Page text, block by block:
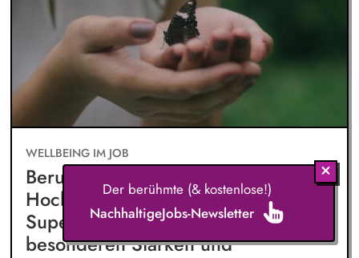
WELLBEING IM JOB
Berufe für Hochsensible: »Die
Hochsensibilität ist wirklich eine
Superkraft, da sie mit ganz vielen
besonderen Stärken und
Der berühmte (& kostenlose!)
NachhaltigeJobs-Newsletter